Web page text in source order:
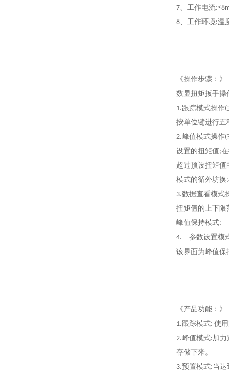
7、工作电流
8、工作环境:温
《操作步骤 ：》
数显扭矩扳手操
1.跟踪模式操作
按单位键进行五
2.峰值模式操作
设置的扭矩值;
超过预设扭矩
模式的循外坊换
3.数据查看模式
扭矩值的上下限
峰值保持模式;
4.
参数设置模
该界面为峰值保
《产品功能：》
1.跟踪模式: 使
2.峰值模式:加
存储下来。
3.预置模式:当达